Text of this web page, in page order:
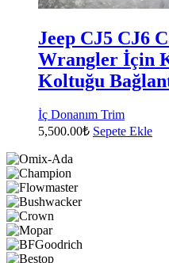
Jeep CJ5 CJ6
Wrangler İçin
Koltuğu
İç Donanım Trim
5,500.00₺ Sepete Ekle